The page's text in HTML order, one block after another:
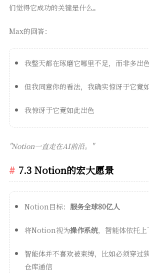
们觉得它成功的关键是什么。
Max的回答：
我整天都在琢磨它哪里不足，而非多出
但我同意你的看法，我确实惊讶于它竟
我惊讶于它竟如此出色
"Notion一直走在AI前沿。"
7.3 Notion的宏大愿景
Notion目标： 服务全球80亿人
将Notion视为操作系统，智能体依托
智能体并不喜欢被束缚，比如必须穿过
仓库通信